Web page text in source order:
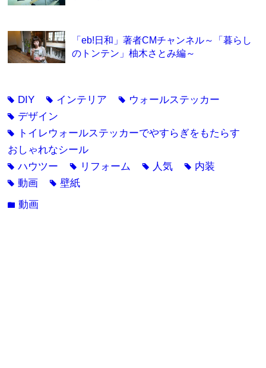
「eb!日和」著者CMチャンネル～「暮らし
のトンテン」柚木さとみ編～
tag DIY tag インテリア tag ウォールステッカー
tag デザイン
tag
トイレウォールステッカーでやすらぎをもたらす
おしゃれなシール
tagハウツー tag リフォーム tag 人気 tag 内装
tag動画 tag壁紙
folder動画